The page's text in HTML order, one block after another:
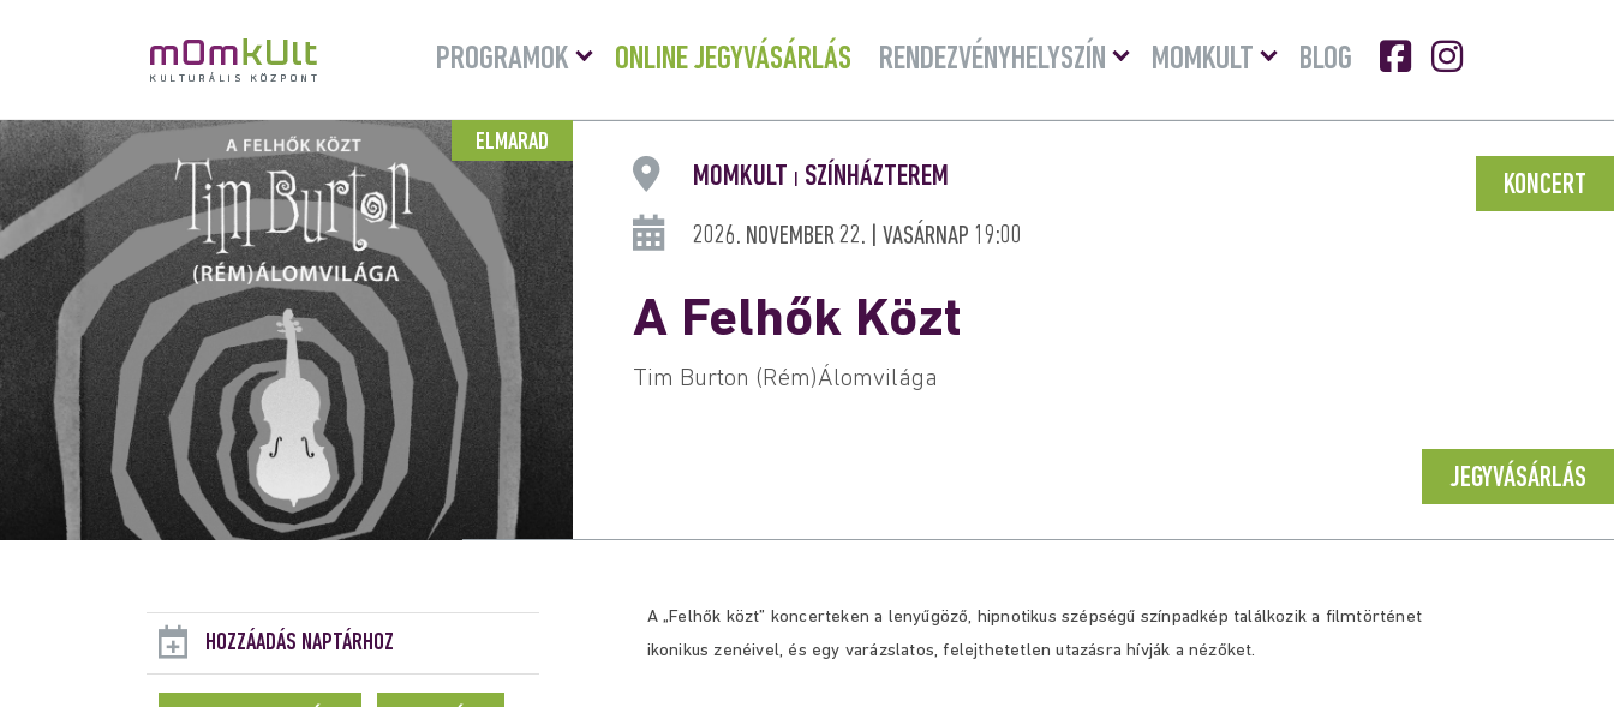
PROGRAMOK
Menü
lenyitása
ONLINE JEGYVÁSÁRLÁS RENDEZVÉNYHELYSZÍN
Menü
lenyitásaMOMKULT
Menü
lenyitása
BLOG
ELMARAD
KONCERT
MOMKULT SZÍNHÁZTEREM
2026. NOVEMBER 22. | VASÁRNAP 19:00
A Felhők Közt
Tim Burton (Rém)Álomvilága
JEGYVÁSÁRLÁS
HOZZÁADÁS NAPTÁRHOZ
A „Felhők közt” koncerteken a lenyűgöző, hipnotikus szépségű színpadkép találkozik a filmtörténet
ikonikus zenéivel, és egy varázslatos, felejthetetlen utazásra hívják a nézőket.